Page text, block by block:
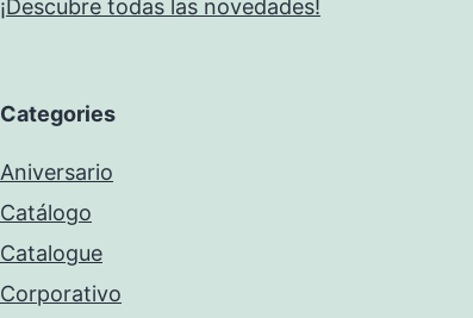
¡Descubre todas las novedades!
Categories
Aniversario
Catálogo
Catalogue
Corporativo